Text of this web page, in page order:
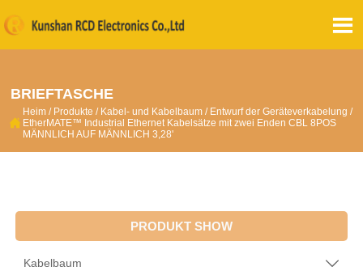

BRIEFTASCHE

Heim / Produkte / Kabel- und Kabelbaum / Entwurf der Geräteverkabelung /
EtherMATE™ Industrial Ethernet Kabelsätze mit zwei Enden CBL 8POS
MÄNNLICH AUF MÄNNLICH 3,28'
PRODUKT SHOW
Kabelbaum 